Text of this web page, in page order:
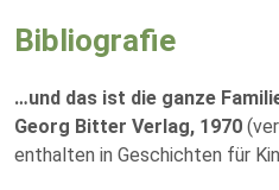
Bibliografie
…und das ist die ganze
Georg Bitter Verlag, 1970
enthalten in Geschichten für